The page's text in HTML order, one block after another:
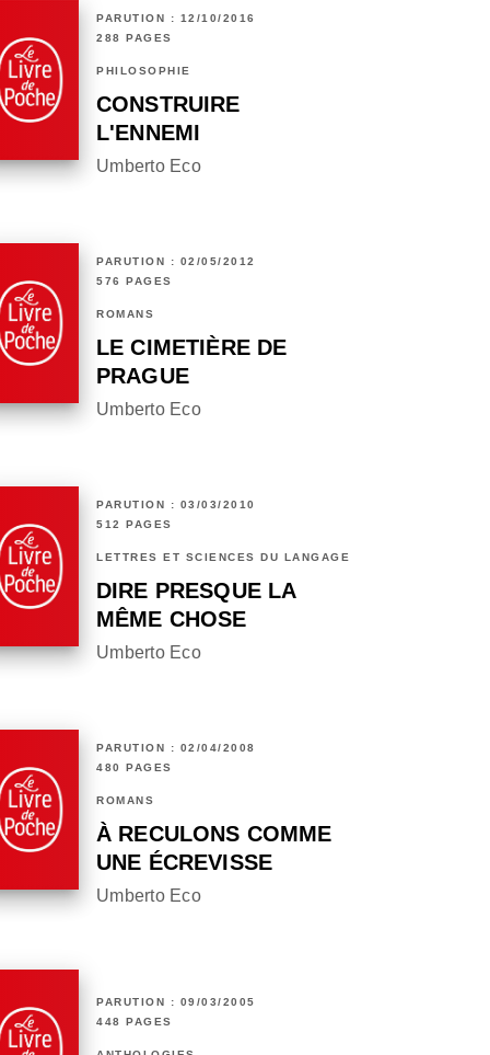
PARUTION : 12/10/2016
288 PAGES
PHILOSOPHIE
CONSTRUIRE
L'ENNEMI
Umberto Eco
PARUTION : 02/05/2012
576 PAGES
ROMANS
LE CIMETIÈRE DE
PRAGUE
Umberto Eco
PARUTION : 03/03/2010
512 PAGES
LETTRES ET SCIENCES DU LANGAGE
DIRE PRESQUE LA
MÊME CHOSE
Umberto Eco
PARUTION : 02/04/2008
480 PAGES
ROMANS
À RECULONS COMME
UNE ÉCREVISSE
Umberto Eco
PARUTION : 09/03/2005
448 PAGES